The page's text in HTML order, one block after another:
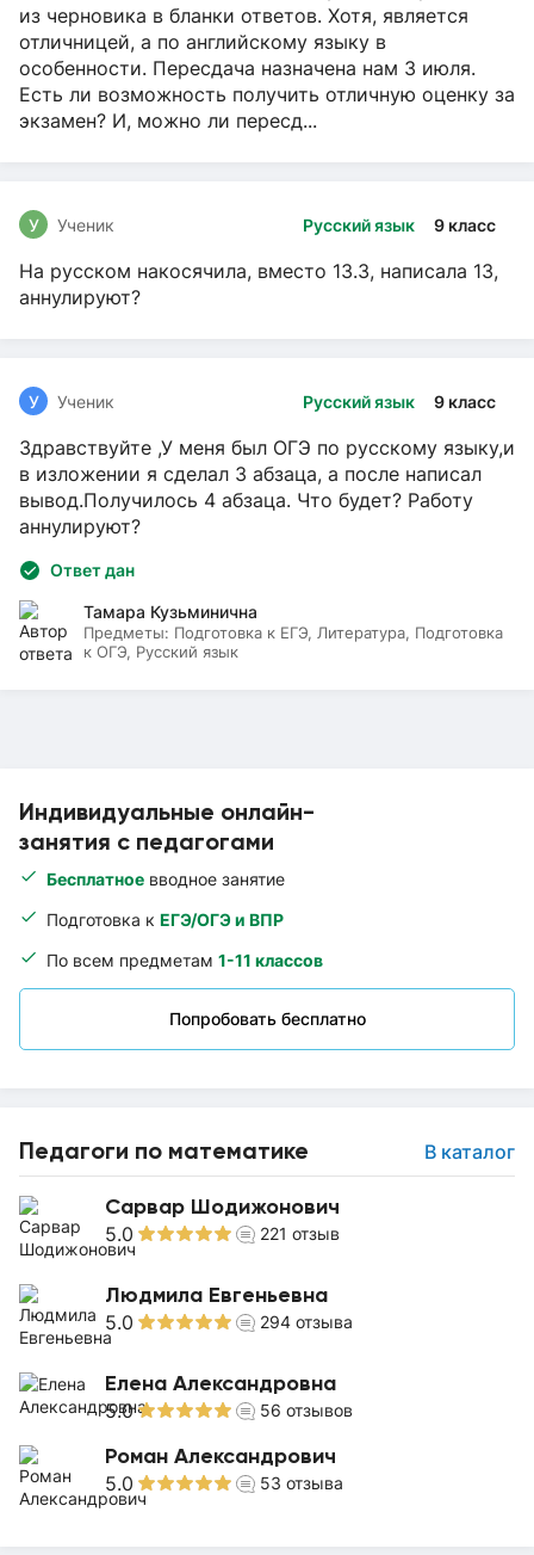
Индивидуальные онлайн-
занятия с педагогами
Бесплатное вводное занятие
Подготовка к ЕГЭ/ОГЭ и ВПР
По всем предметам 1-11 классов
Попробовать бесплатно
Педагоги по математике В каталог
Сарвар Шодижонович
5.0 221 отзыв
Людмила Евгеньевна
5.0 294 отзыва
Елена Александровна
5.0 56 отзывов
Роман Александрович
5.0 53 отзыва
из черновика в бланки ответов. Хотя, является
отличницей, а по английскому языку в
особенности. Пересдача назначена нам 3 июля.
Есть ли возможность получить отличную оценку за
экзамен? И, можно ли пересд...
Русский язык 9 класс
У Ученик
На русском накосячила, вместо 13.3, написала 13,
аннулируют?
Русский язык 9 класс
У Ученик
Здравствуйте ,У меня был ОГЭ по русскому языку,и
в изложении я сделал 3 абзаца, а после написал
вывод.Получилось 4 абзаца. Что будет? Работу
аннулируют?
Ответ дан
Тамара Кузьминична
Предметы: Подготовка к ЕГЭ, Литература, Подготовка
к ОГЭ, Русский язык